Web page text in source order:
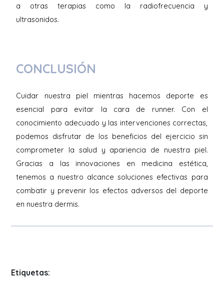
a otras terapias como la radiofrecuencia y
ultrasonidos.
CONCLUSIÓN
Cuidar nuestra piel mientras hacemos deporte es
esencial para evitar la cara de runner. Con el
conocimiento adecuado y las intervenciones correctas,
podemos disfrutar de los beneficios del ejercicio sin
comprometer la salud y apariencia de nuestra piel.
Gracias a las innovaciones en medicina estética,
tenemos a nuestro alcance soluciones efectivas para
combatir y prevenir los efectos adversos del deporte
en nuestra dermis.
Etiquetas: